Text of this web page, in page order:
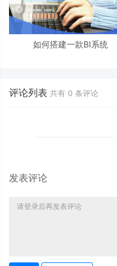
如何搭建一款BI系统
评论列表 共有 0 条评论
发表评论